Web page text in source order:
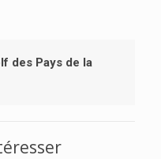
des Pays de la